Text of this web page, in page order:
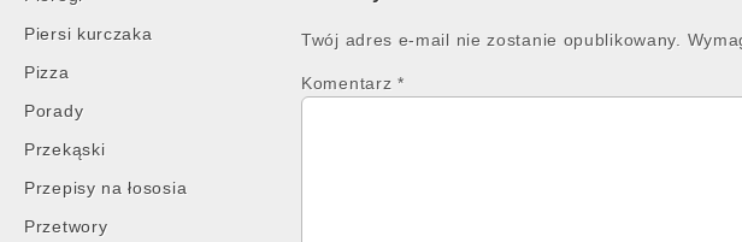
Piersi kurczaka
Pizza
Porady
Przekąski
Przepisy na łososia
Przetwory
Twój adres e-mail nie zostanie opublikowany.
Komentarz *